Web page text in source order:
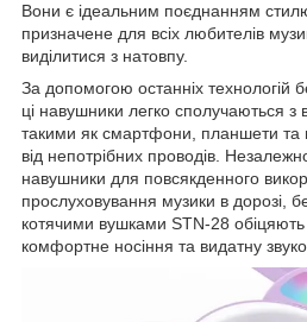
Вони є ідеальним поєднанням стилю
призначене для всіх любителів
виділитися з натовпу.
За допомогою останніх технологій
ці навушники легко сполучаються
такими як смартфони, планшети та
від непотрібних проводів.
навушники для повсякденного
прослуховування музики в дорозі,
котячими вушками STN-28 обіцяють
комфортне носіння та видатну